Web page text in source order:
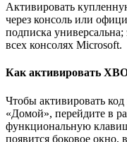
Активировать
через консоль или
подписка универсальна;
всех консолях Microsoft.
Как активировать
Чтобы активировать
«Домой», перейдите в
функциональную
появится боковое окно,